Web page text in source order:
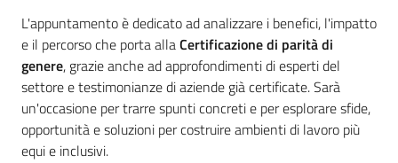
L'appuntamento è dedicato ad analizzare i benefici, l'impatto
e il percorso che porta allaCertificazione di parità di
genere, grazie anche ad approfondimenti di esperti del
settore e testimonianze di aziende già certificate. Sarà
un'occasione per trarre spunti concreti e per esplorare sfide,
opportunità e soluzioni per costruire ambienti di lavoro più
equi e inclusivi.